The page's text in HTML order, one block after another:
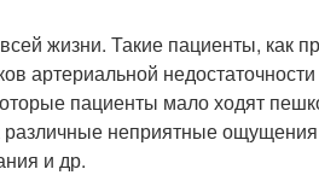
жизни. Такие пациенты, как
артериальной
пациенты мало ходят
неприятные ощущения
и др.